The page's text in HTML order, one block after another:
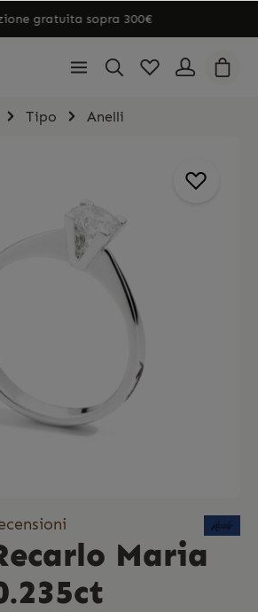
gratuita sopra 300€
Tipo Anelli
Maria